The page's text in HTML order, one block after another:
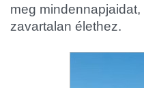
meg
zavartalan élethez.